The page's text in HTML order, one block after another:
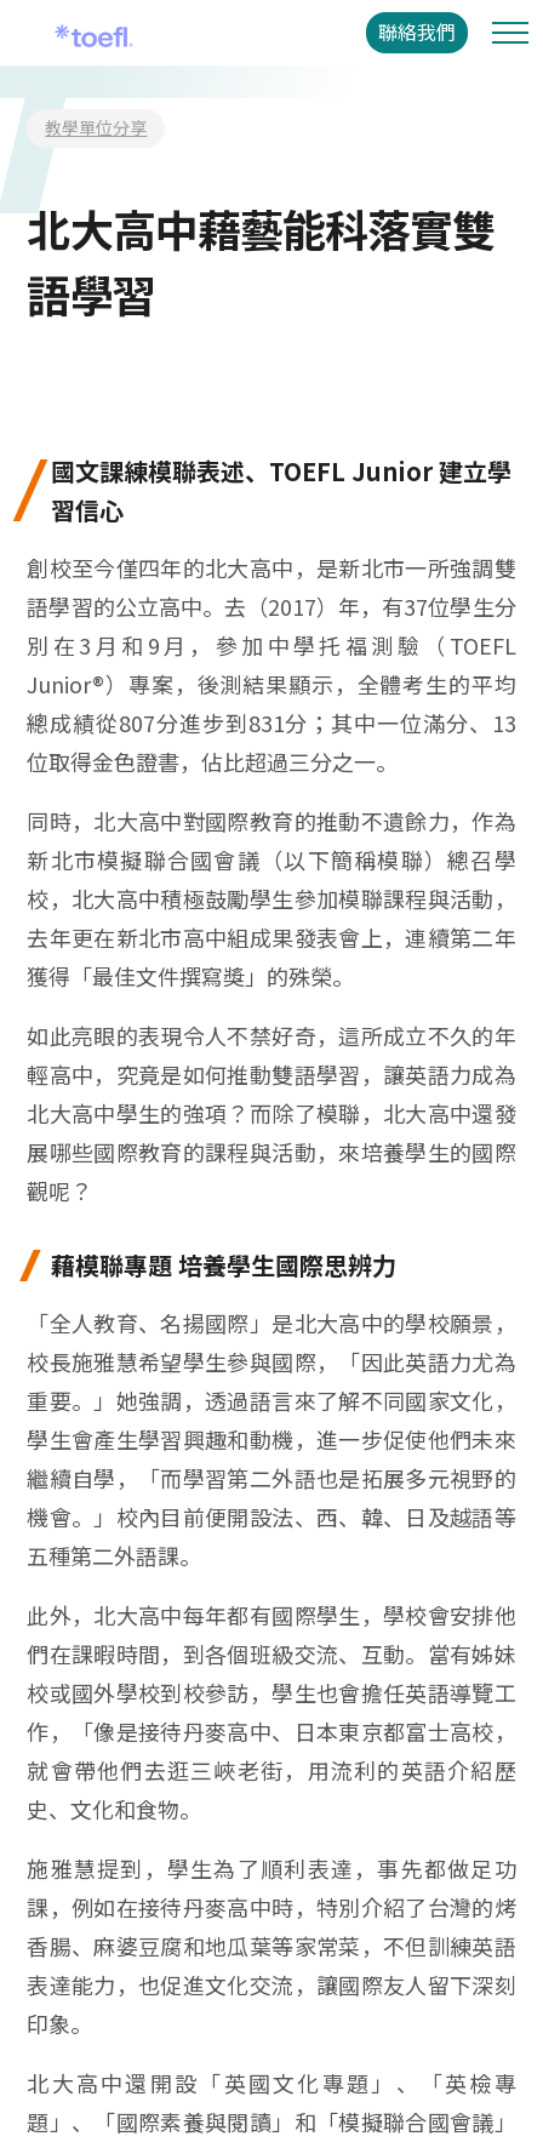
聯絡我們
教學單位分享
北大高中藉藝能科落實雙
語學習
國文課練模聯表述、TOEFL Junior 建立學
習信心
創校至今僅四年的北大高中，是新北市一所強調雙
語學習的公立高中。去（2017）年，有37位學生分
別在3月和9月，參加中學托福測驗（TOEFL
Junior®）專案，後測結果顯示，全體考生的平均
總成績從807分進步到831分；其中一位滿分、13
位取得金色證書，佔比超過三分之一。
同時，北大高中對國際教育的推動不遺餘力，作為
新北市模擬聯合國會議（以下簡稱模聯）總召學
校，北大高中積極鼓勵學生參加模聯課程與活動，
去年更在新北市高中組成果發表會上，連續第二年
獲得「最佳文件撰寫獎」的殊榮。
如此亮眼的表現令人不禁好奇，這所成立不久的年
輕高中，究竟是如何推動雙語學習，讓英語力成為
北大高中學生的強項？而除了模聯，北大高中還發
展哪些國際教育的課程與活動，來培養學生的國際
觀呢？
藉模聯專題 培養學生國際思辨力
「全人教育、名揚國際」是北大高中的學校願景，
校長施雅慧希望學生參與國際，「因此英語力尤為
重要。」她強調，透過語言來了解不同國家文化，
學生會產生學習興趣和動機，進一步促使他們未來
繼續自學，「而學習第二外語也是拓展多元視野的
機會。」校內目前便開設法、西、韓、日及越語等
五種第二外語課。
此外，北大高中每年都有國際學生，學校會安排他
們在課暇時間，到各個班級交流、互動。當有姊妹
校或國外學校到校參訪，學生也會擔任英語導覽工
作，「像是接待丹麥高中、日本東京都富士高校，
就會帶他們去逛三峽老街，用流利的英語介紹歷
史、文化和食物。
施雅慧提到，學生為了順利表達，事先都做足功
課，例如在接待丹麥高中時，特別介紹了台灣的烤
香腸、麻婆豆腐和地瓜葉等家常菜，不但訓練英語
表達能力，也促進文化交流，讓國際友人留下深刻
印象。
北大高中還開設「英國文化專題」、「英檢專
題」、「國際素養與閱讀」和「模擬聯合國會議」